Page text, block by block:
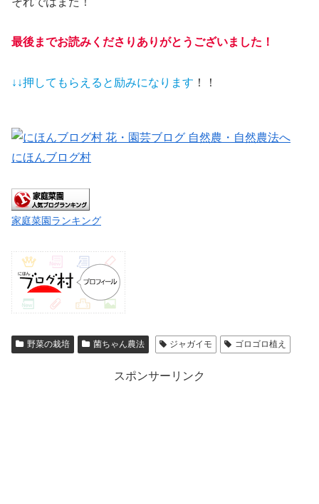
最後までお読みくださりありがとうございました！
↓↓押してもらえると 励みになります ！！
にほんブログ村
家庭菜園ランキング
野菜の栽培 菌ちゃん農法 ジャガイモ ゴロゴロ植え
スポンサーリンク